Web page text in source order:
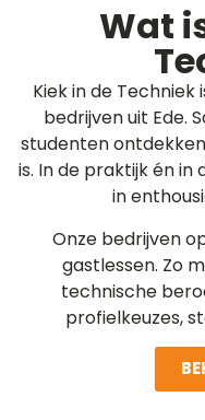
Wat
Kiek in de
bedrijven uit Ede.
studenten
is. In de praktijk én in
in
Onze bedrijven
gastlessen. Zo
technische
profielkeuzes,